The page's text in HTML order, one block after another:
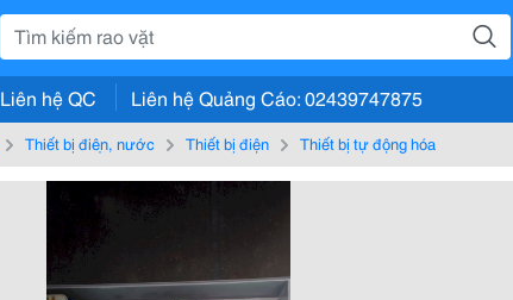
Liên hệ QC Liên hệ Quảng Cáo: 02439747875
Thiết bị điện, nước Thiết bị điện Thiết bị tự động hóa